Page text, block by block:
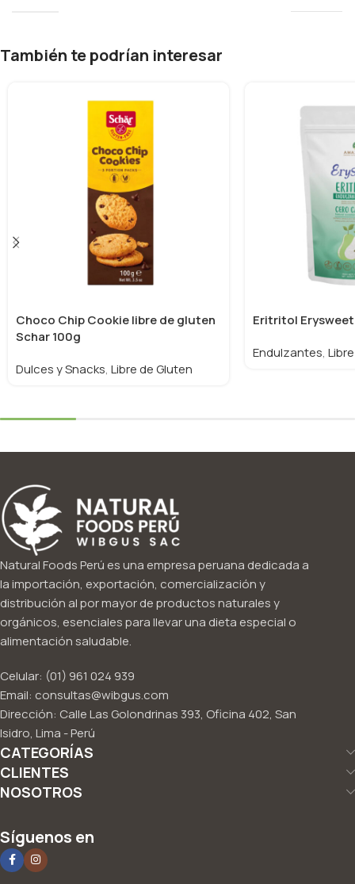
También te podrían interesar
Choco Chip Cookie libre de gluten
Schar 100g
Dulces y Snacks, Libre de Gluten
Eritritol
Endulzantes,
Natural Foods Perú es una empresa peruana dedicada a
la importación, exportación, comercialización y
distribución al por mayor de productos naturales y
orgánicos, esenciales para llevar una dieta especial o
alimentación saludable.
Celular: (01) 961 024 939
Email: consultas@wibgus.com
Dirección: Calle Las Golondrinas 393, Oficina 402, San
Isidro, Lima - Perú
CATEGORÍAS
CLIENTES
NOSOTROS
Síguenos en